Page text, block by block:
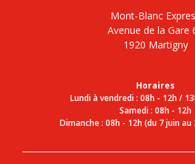
Mont-Blanc
Avenue de la Gare
1920 Martigny
Horaires
Lundi à vendredi : 08h - 12h /
Samedi : 08h - 12h
Dimanche : 08h - 12h (du 7 juin